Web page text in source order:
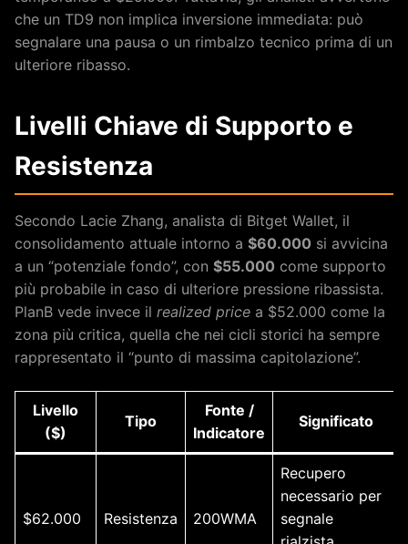
che un TD9 non implica inversione immediata: può
segnalare una pausa o un rimbalzo tecnico prima di un
ulteriore ribasso.
Livelli Chiave di Supporto e
Resistenza
Secondo Lacie Zhang, analista di Bitget Wallet, il
consolidamento attuale intorno a $60.000 si avvicina
a un “potenziale fondo”, con $55.000 come supporto
più probabile in caso di ulteriore pressione ribassista.
PlanB vede invece il realized price a $52.000 come la
zona più critica, quella che nei cicli storici ha sempre
rappresentato il “punto di massima capitolazione”.
Livello
($)
Tipo
Fonte /
Indicatore
Significato
$62.000 Resistenza 200WMA
Recupero
necessario per
segnale